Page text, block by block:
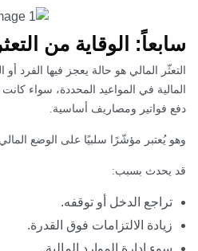
سابعاً: الوقاية من
التعثّر المالي هو حالة يعجز فيها الفرد
المالية في المواعيد المحددة، سواء
دفع فواتير ومصاريف أساسية.
وهو يُعتبر مؤشّرًا سلبيًا على الوضع
قد يحدث بسبب:
تراجع الدخل أو توقفه.
زيادة الالتزامات فوق القدرة.
سوء إدارة الموارد المالية.